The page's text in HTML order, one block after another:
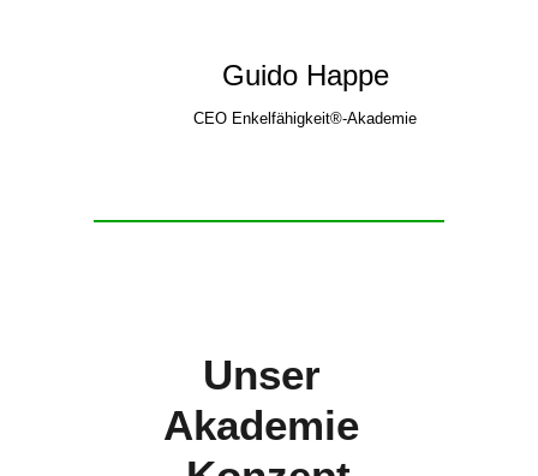
Guido Happe
CEO Enkelfähigkeit®-Akademie
Unser
Akademie